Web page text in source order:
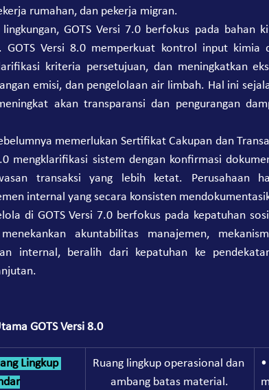
rumahan, dan pekerja migran.
lingkungan, GOTS Versi 7.0 berfokus pada bahan
GOTS Versi 8.0 memperkuat kontrol input kimia
kriteria persetujuan, dan meningkatkan
emisi, dan pengelolaan air limbah. Hal ini
akan transparansi dan pengurangan
memerlukan Sertifikat Cakupan dan
mengklarifikasi sistem dengan konfirmasi
transaksi yang lebih ketat. Perusahaan
internal yang secara konsisten
di GOTS Versi 7.0 berfokus pada kepatuhan
akuntabilitas manajemen,
internal, beralih dari kepatuhan ke
GOTS Versi 8.0
Lingkup
Ruang lingkup operasional dan
ambang batas material.